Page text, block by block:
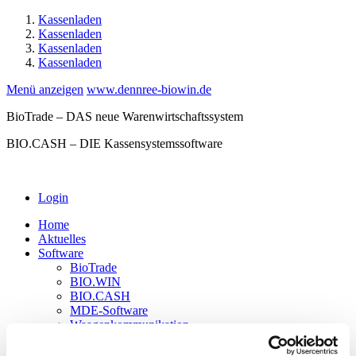
Kassenladen
Kassenladen
Kassenladen
Kassenladen
Menü anzeigen www.dennree-biowin.de
BioTrade – DAS neue Warenwirtschaftssystem
BIO.CASH – DIE Kassensystemssoftware
Login
Home
Aktuelles
Software
BioTrade
BIO.WIN
BIO.CASH
MDE-Software
Waagenkommunikation